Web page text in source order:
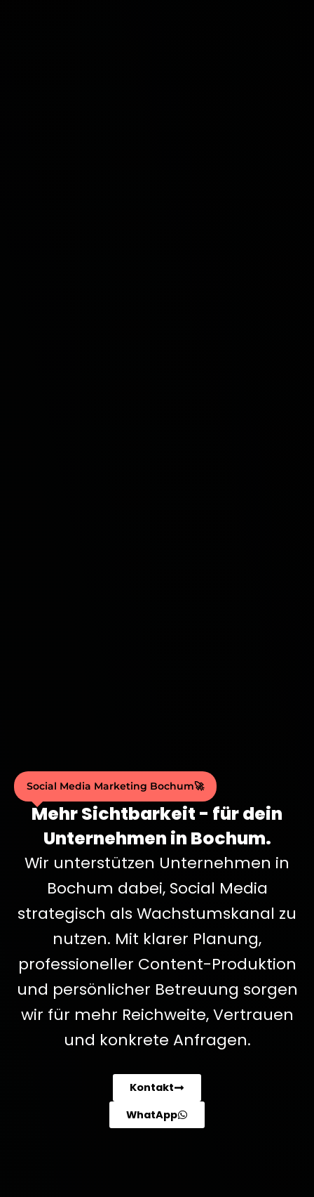
Social Media Marketing Bochum🚀
Mehr Sichtbarkeit - für dein
Unternehmen in Bochum.
Wir unterstützen Unternehmen in
Bochum dabei, Social Media
strategisch als Wachstumskanal zu
nutzen. Mit klarer Planung,
professioneller Content-Produktion
und persönlicher Betreuung sorgen
wir für mehr Reichweite, Vertrauen
und konkrete Anfragen.
Kontakt
WhatApp